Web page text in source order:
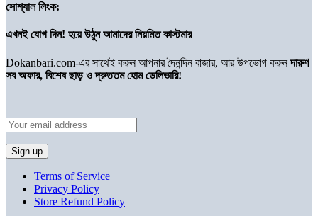
সোশ্যাল লিংক:
এখনই যোগ দিন! হয়ে উঠুন আমাদের নিয়মিত কাস্টমার
Dokanbari.com-এর সাথেই করুন আপনার দৈনন্দিন বাজার, আর উপভোগ করুনদারুণ
সব অফার, বিশেষ ছাড় ও দ্রুততম হোম ডেলিভারি!
Terms of Service
Privacy Policy
Store Refund Policy